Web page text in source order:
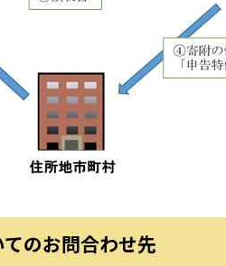
のお問合わせ先